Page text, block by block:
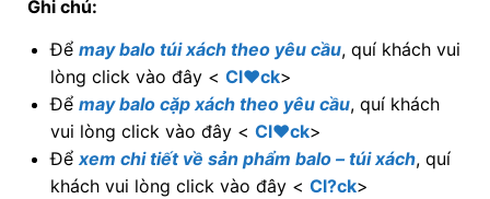
Ghi chú:
Để may balo túi xách theo yêu cầu, quí khách vui
lòng click vào đây < Cl♥ck>
Để may balo cặp xách theo yêu cầu, quí khách
vui lòng click vào đây < Cl♥ck>
Để xem chi tiết về sản phẩm balo – túi xách, quí
khách vui lòng click vào đây < Cl?ck>